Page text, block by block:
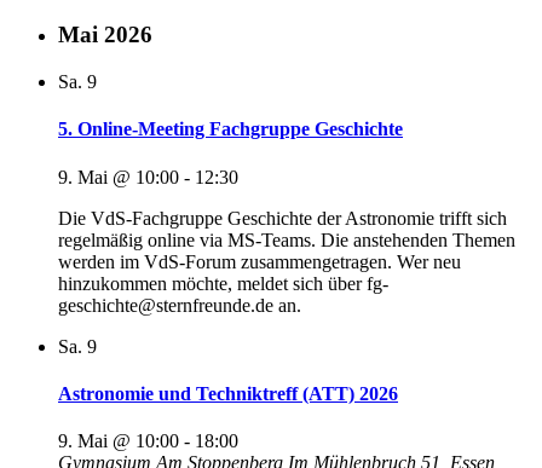
Mai 2026
Sa. 9
5. Online-Meeting Fachgruppe Geschichte
9. Mai @ 10:00 - 12:30
Die VdS-Fachgruppe Geschichte der Astronomie trifft sich
regelmäßig online via MS-Teams. Die anstehenden Themen
werden im VdS-Forum zusammengetragen. Wer neu
hinzukommen möchte, meldet sich über fg-
geschichte@sternfreunde.de an.
Sa. 9
Astronomie und Techniktreff (ATT) 2026
9. Mai @ 10:00 - 18:00
Gymnasium Am Stoppenberg Im Mühlenbruch 51, Essen,